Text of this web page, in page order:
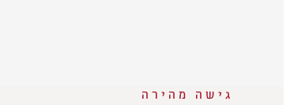
גישה מהירה